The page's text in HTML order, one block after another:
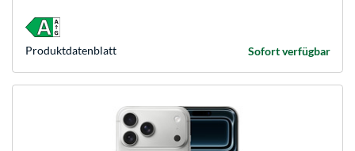
Sofort verfügbar
Produkt­datenblatt